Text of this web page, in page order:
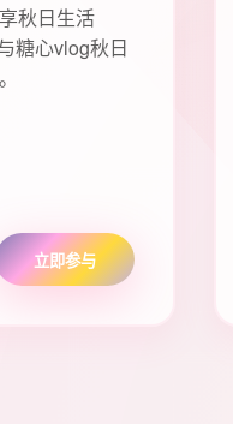
秋日生活
糖心vlog秋日
立即参与